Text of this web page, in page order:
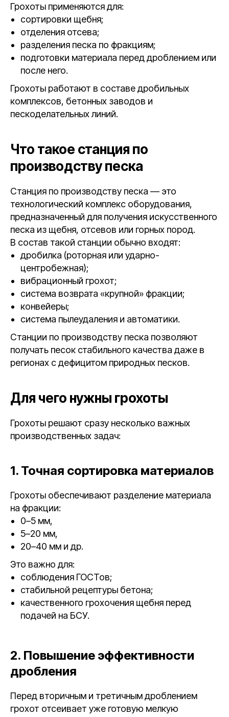
Грохоты применяются для:
сортировки щебня;
отделения отсева;
разделения песка по фракциям;
подготовки материала перед дроблением или
после него.
Грохоты работают в составе дробильных
комплексов, бетонных заводов и
пескоделательных линий.
Что такое станция по
производству песка
Станция по производству песка — это
технологический комплекс оборудования,
предназначенный для получения искусственного
песка из щебня, отсевов или горных пород.
В состав такой станции обычно входят:
дробилка (роторная или ударно-
центробежная);
вибрационный грохот;
система возврата «крупной» фракции;
конвейеры;
система пылеудаления и автоматики.
Станции по производству песка позволяют
получать песок стабильного качества даже в
регионах с дефицитом природных песков.
Для чего нужны грохоты
Грохоты решают сразу несколько важных
производственных задач:
1. Точная сортировка материалов
Грохоты обеспечивают разделение материала
на фракции:
0–5 мм,
5–20 мм,
20–40 мм и др.
Это важно для:
соблюдения ГОСТов;
стабильной рецептуры бетона;
качественного грохочения щебня перед
подачей на БСУ.
2. Повышение эффективности
дробления
Перед вторичным и третичным дроблением
грохот отсеивает уже готовую мелкую